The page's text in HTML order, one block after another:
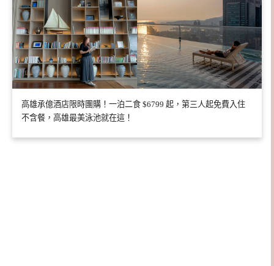
高雄承億酒店限時團購！一泊二食 $6799 起，第三人起免費入住
不含餐，高雄最美泳池就在這！